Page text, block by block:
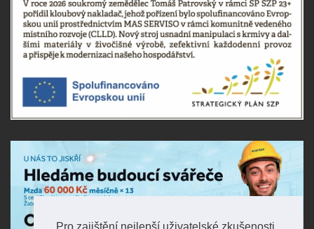
Pro zajištění nejlepší uživatelské zkušenosti